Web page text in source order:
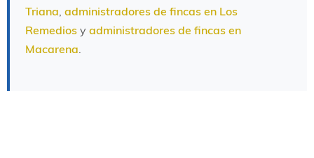
Triana administradores de fincas en Los
Remedios y administradores de fincas en
Macarena